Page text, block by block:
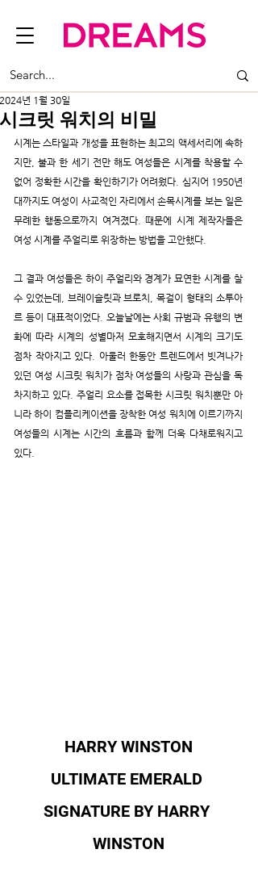
시크릿 워치의 비밀
2024년 1월 30일
시계는 스타일과 개성을 표현하는 최고의 액세서리에 속하
지만, 불과 한 세기 전만 해도 여성들은 시계를 착용할 수
없어 정확한 시간을 확인하기가 어려웠다. 심지어 1950년
대까지도 여성이 사교적인 자리에서 손목시계를 보는 일은
무례한 행동으로까지 여겨졌다. 때문에 시계 제작자들은
여성 시계를 주얼리로 위장하는 방법을 고안했다.
그 결과 여성들은 하이 주얼리와 경계가 묘연한 시계를 찰
수 있었는데, 브레이슬릿과 브로치, 목걸이 형태의 소투아
르 등이 대표적이었다. 오늘날에는 사회 규범과 유행의 변
화에 따라 시계의 성별마저 모호해지면서 시계의 크기도
점차 작아지고 있다. 아울러 한동안 트렌드에서 빗겨나가
있던 여성 시크릿 워치가 점차 여성들의 사랑과 관심을 독
차지하고 있다. 주얼리 요소를 접목한 시크릿 워치뿐만 아
니라 하이 컴플리케이션을 장착한 여성 워치에 이르기까지
여성들의 시계는 시간의 흐름과 함께 더욱 다채로워지고
있다.
HARRY WINSTON
ULTIMATE EMERALD
SIGNATURE BY HARRY
WINSTON